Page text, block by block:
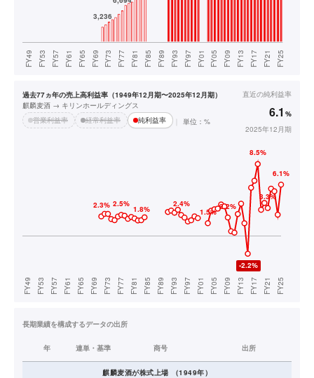
過去77ヵ年の売上高利益率（1949年12月期〜2025年12月期）
麒麟麦酒 → キリンホールディングス
営業利益率
経常利益率 純利益率 単位：%
直近の純利益率
6.1 %
2025年12月期
長期業績を構成するデータの出所
年 連単・基準 商号 出所
麒麟麦酒が株式上場 （1949年）